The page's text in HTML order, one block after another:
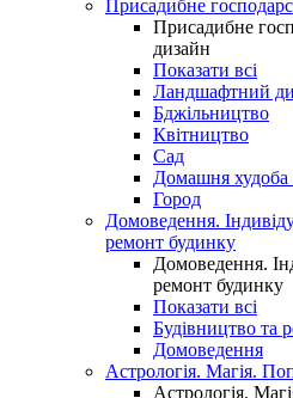
Присадибне
Присадибне
дизайн
Показати всі
Ландшафтний
Бджільництво
Квітництво
Сад
Домашня худоба
Город
Домоведення.
ремонт будинку
Домоведення.
ремонт будинку
Показати всі
Будівництво та
Домоведення
Астрологія. Магія.
Астрологія.